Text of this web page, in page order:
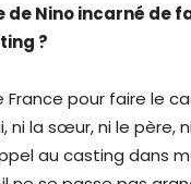
de Nino incarné de
?
pour faire le
ni la sœur, ni le père,
au casting dans